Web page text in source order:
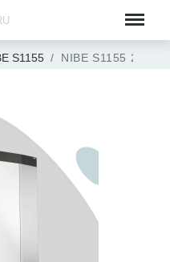
S1155 NIBE S1155 25